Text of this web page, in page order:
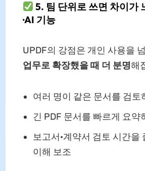
5. 팀 단위로 쓰면 차이가
·AI 기능
UPDF의 강점은 개인 사용을
업무로 확장했을 때 더 분명해
여러 명이 같은 문서를 검토
긴 PDF 문서를 빠르게 요약
보고서·계약서 검토 시간을
이해 보조